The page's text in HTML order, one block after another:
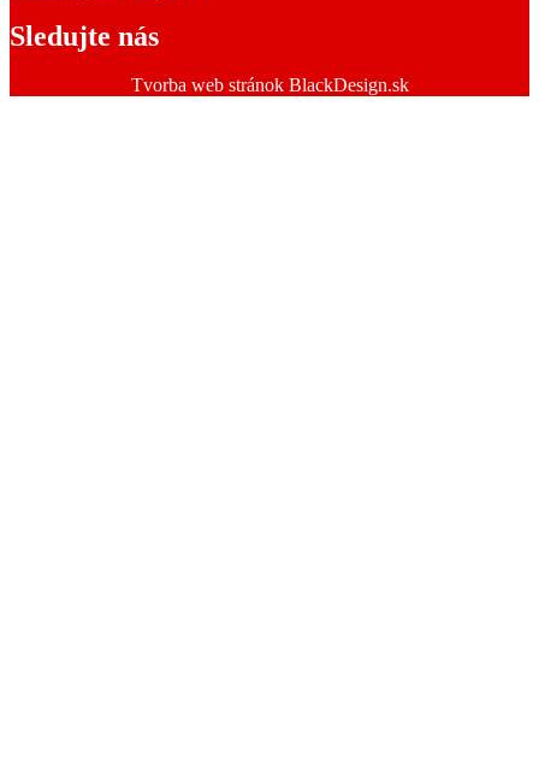
Sledujte nás
Tvorba web stránok BlackDesign.sk